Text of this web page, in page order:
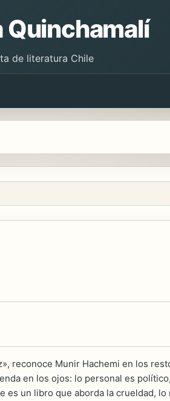
Quinchamalí
de literatura Chile
reconoce Munir Hachemi en los
en los ojos: lo personal es
es un libro que aborda la crueldad,